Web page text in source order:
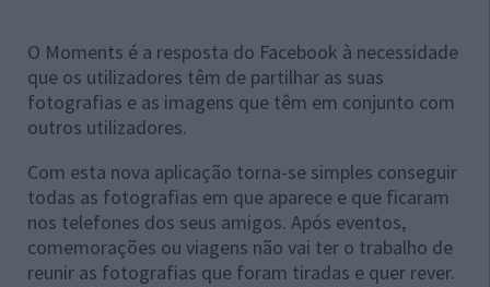
O Moments é a resposta do Facebook à necessidade
que os utilizadores têm de partilhar as suas
fotografias e as imagens que têm em conjunto com
outros utilizadores.
Com esta nova aplicação torna-se simples conseguir
todas as fotografias em que aparece e que ficaram
nos telefones dos seus amigos. Após eventos,
comemorações ou viagens não vai ter o trabalho de
reunir as fotografias que foram tiradas e quer rever.